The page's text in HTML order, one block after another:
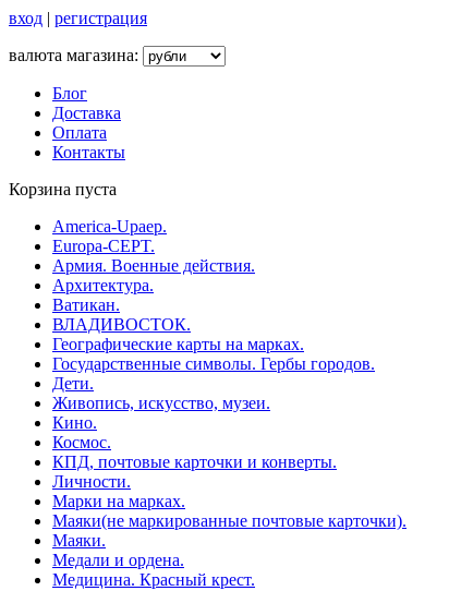
вход | регистрация
валюта магазина:
Блог
Доставка
Оплата
Контакты
Корзина пуста
America-Upaep.
Europa-CEPT.
Армия. Военные действия.
Архитектура.
Ватикан.
ВЛАДИВОСТОК.
Географические карты на марках.
Государственные символы. Гербы городов.
Дети.
Живопись, искусство, музеи.
Кино.
Космос.
КПД, почтовые карточки и конверты.
Личности.
Марки на марках.
Маяки(не маркированные почтовые карточки).
Маяки.
Медали и ордена.
Медицина. Красный крест.